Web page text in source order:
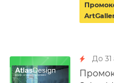
До 31